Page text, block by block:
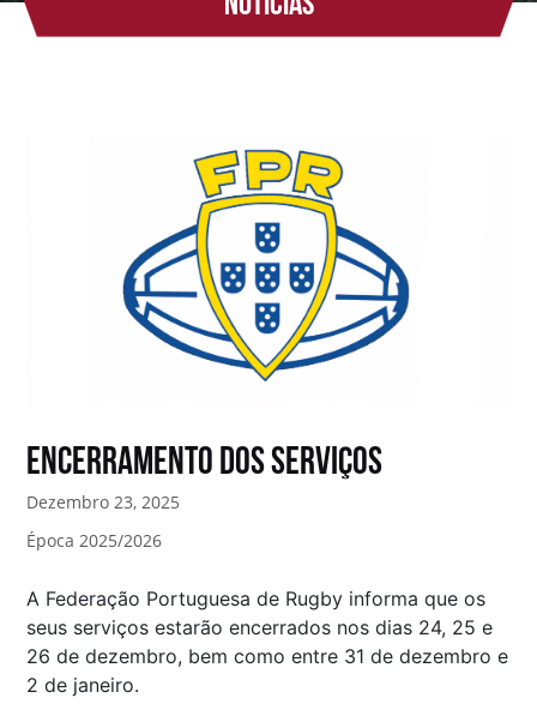
Encerramento dos Serviços
Dezembro 23, 2025
Época 2025/2026
A Federação Portuguesa de Rugby informa que os
seus serviços estarão encerrados nos dias 24, 25 e
26 de dezembro, bem como entre 31 de dezembro e
2 de janeiro.